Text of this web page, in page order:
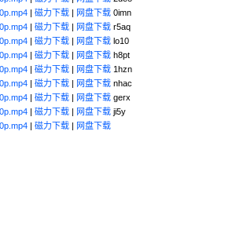
| 磁力下载 | 网盘下载 0imn
| 磁力下载 | 网盘下载 r5aq
| 磁力下载 | 网盘下载 lo10
| 磁力下载 | 网盘下载 h8pt
| 磁力下载 | 网盘下载 1hzn
| 磁力下载 | 网盘下载 nhac
| 磁力下载 | 网盘下载 gerx
| 磁力下载 | 网盘下载 ji5y
| 磁力下载 | 网盘下载